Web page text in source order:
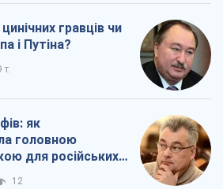
гравців чи
і Путіна?
т.
як
головною
для російських
12